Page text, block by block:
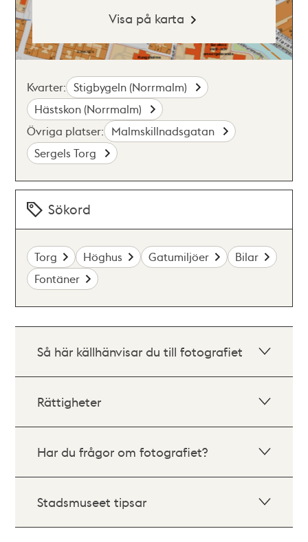
Visa på karta
Kvarter: Stigbygeln (Norrmalm)
Hästskon (Norrmalm)
Övriga platser: Malmskillnadsgatan
Sergels Torg
Sökord
Torg Höghus Gatumiljöer
Bilar
Fontäner
Så här källhänvisar du till fotografiet
Rättigheter
Har du frågor om fotografiet?
Stadsmuseet tipsar